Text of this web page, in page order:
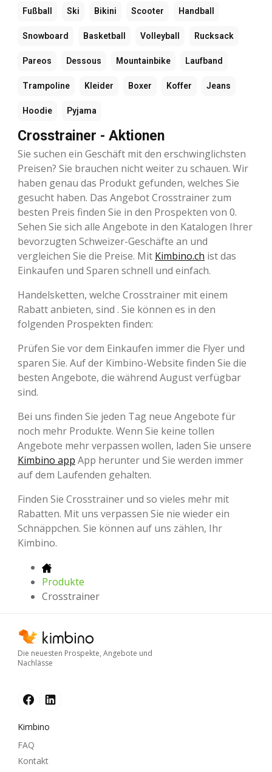
Fußball Ski Bikini Scooter Handball
Snowboard Basketball Volleyball Rucksack
Pareos Dessous Mountainbike Laufband
Trampoline Kleider Boxer Koffer Jeans
Hoodie Pyjama
Crosstrainer - Aktionen
Sie suchen ein Geschäft mit den erschwinglichsten
Preisen? Sie brauchen nicht weiter zu schauen. Wir
haben genau das Produkt gefunden, welches Sie
gesucht haben. Das Angebot Crosstrainer zum
besten Preis finden Sie in den Prospekten von 0.
Sehen Sie sich alle Angebote in den Katalogen Ihrer
bevorzugten Schweizer-Geschäfte an und
vergleichen Sie die Preise. Mit Kimbino.ch ist das
Einkaufen und Sparen schnell und einfach.
Handelsketten, welche Crosstrainer mit einem
Rabatt anbieten, sind . Sie können es in den
folgenden Prospekten finden:
Prüfen Sie vor dem Einkaufen immer die Flyer und
sparen Sie. Auf der Kimbino-Website finden Sie die
besten Angebote, die während August verfügbar
sind.
Bei uns finden Sie jeden Tag neue Angebote für
noch mehr Produkte. Wenn Sie keine tollen
Angebote mehr verpassen wollen, laden Sie unsere
Kimbino app App herunter und Sie werden immer
auf dem Laufenden gehalten.
Finden Sie Crosstrainer und so vieles mehr mit
Rabatten. Mit uns verpassen Sie nie wieder ein
Schnäppchen. Sie können auf uns zählen, Ihr
Kimbino.
Produkte
Crosstrainer
Die neuesten Prospekte, Angebote und
Nachlässe
Kimbino
FAQ
Kontakt